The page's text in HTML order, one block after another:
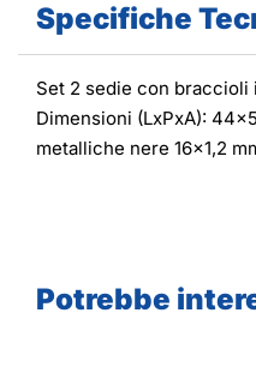
Specifiche
Set 2 sedie con
Dimensioni (LxPxA):
metalliche nere 16x1,2
Potrebbe